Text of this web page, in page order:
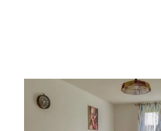
COMPIEGNE 60
55,55 m
, 3 pièces